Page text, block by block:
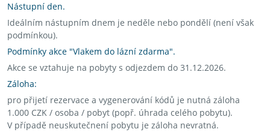
Nástupní den.
Ideálním nástupním dnem je neděle nebo pondělí (není však
podmínkou).
Podmínky akce "Vlakem do lázní zdarma".
Akce se vztahuje na pobyty s odjezdem do 31.12.2026.
Záloha:
pro přijetí rezervace a vygenerování kódů je nutná záloha
1.000 CZK / osoba / pobyt (popř. úhrada celého pobytu).
V případě neuskutečnení pobytu je záloha nevratná.